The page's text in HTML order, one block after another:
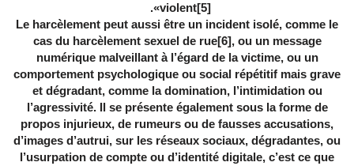
violent[5]
».
Le harcèlement peut aussi être un incident isolé, comme le
cas du harcèlement sexuel de rue[6], ou un message
numérique malveillant à l’égard de la victime, ou un
comportement psychologique ou social répétitif mais grave
et dégradant, comme la domination, l’intimidation ou
l’agressivité. Il se présente également sous la forme de
propos injurieux, de rumeurs ou de fausses accusations,
d’images d’autrui, sur les réseaux sociaux, dégradantes, ou
l’usurpation de compte ou d’identité digitale, c’est ce que